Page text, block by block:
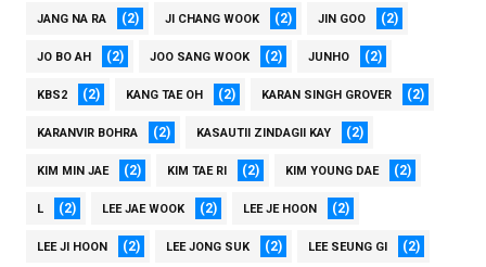
JANG NA RA (2) JI CHANG WOOK (2) JIN GOO (2)
JO BO AH (2) JOO SANG WOOK (2) JUNHO (2)
KBS2 (2) KANG TAE OH (2) KARAN SINGH GROVER (2)
KARANVIR BOHRA (2) KASAUTII ZINDAGII KAY (2)
KIM MIN JAE (2) KIM TAE RI (2) KIM YOUNG DAE (2)
L (2) LEE JAE WOOK (2) LEE JE HOON (2)
LEE JI HOON (2) LEE JONG SUK (2) LEE SEUNG GI (2)